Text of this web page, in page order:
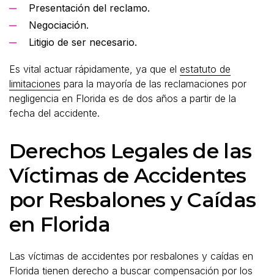
Presentación del reclamo.
Negociación.
Litigio de ser necesario.
Es vital actuar rápidamente, ya que el estatuto de
limitaciones para la mayoría de las reclamaciones por
negligencia en Florida es de dos años a partir de la
fecha del accidente.
Derechos Legales de las
Víctimas de Accidentes
por Resbalones y Caídas
en Florida
Las víctimas de accidentes por resbalones y caídas en
Florida tienen derecho a buscar compensación por los